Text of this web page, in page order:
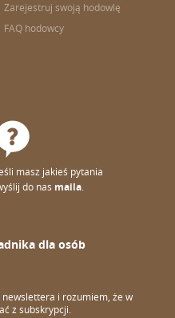
Zarejestruj swoją hodowlę
FAQ hodowcy
masz jakieś pytania
do nas maila
dla osób
i rozumiem, że w
z subskrypcji.